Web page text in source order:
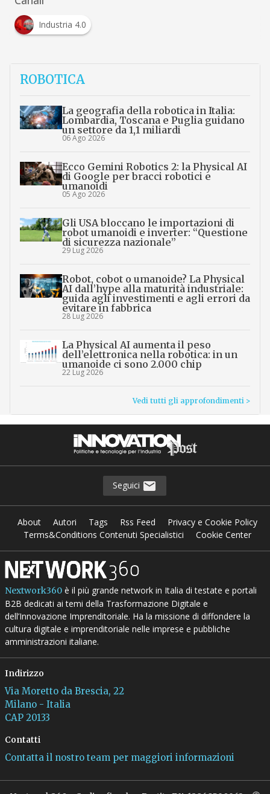
Industria 4.0
ROBOTICA
La geografia della robotica in Italia:
Lombardia, Toscana e Puglia guidano
un settore da 1,1 miliardi
06 Ago 2026
Ecco Gemini Robotics 2: la Physical AI
di Google per bracci robotici e
umanoidi
05 Ago 2026
Gli USA bloccano le importazioni di
robot umanoidi e inverter: “Questione
di sicurezza nazionale”
29 Lug 2026
Robot, cobot o umanoide? La Physical
AI dall’hype alla maturità industriale:
guida agli investimenti e agli errori da
evitare in fabbrica
28 Lug 2026
La Physical AI aumenta il peso
dell’elettronica nella robotica: in un
umanoide ci sono 2.000 chip
22 Lug 2026
Vedi tutti gli approfondimenti >
Seguici
About Autori Tags Rss Feed
Privacy e Cookie Policy
Terms&Conditions Contenuti Specialistici
Cookie Center
Nextwork360è il più grande network in Italia di testate e portali
B2B dedicati ai temi della Trasformazione Digitale e
dell’Innovazione Imprenditoriale. Ha la missione di diffondere la
cultura digitale e imprenditoriale nelle imprese e pubbliche
amministrazioni italiane.
Indirizzo
Via Moretto da Brescia, 22
Milano - Italia
CAP 20133
Contatti
Contatta il nostro team per maggiori informazioni